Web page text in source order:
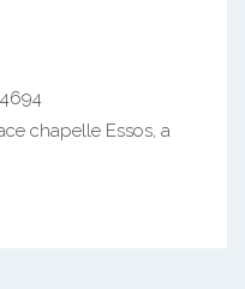
chapelle Essos, a